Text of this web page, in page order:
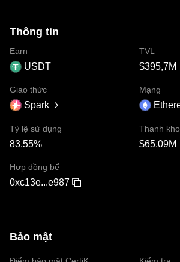
Thông tin
Earn
USDT
TVL
$395,7M
Giao thức
Spark
Mạng
Tỷ lệ sử dụng
83,55%
Thanh
$65,09M
Hợp đồng bể
0xc13e...e987
Bảo mật